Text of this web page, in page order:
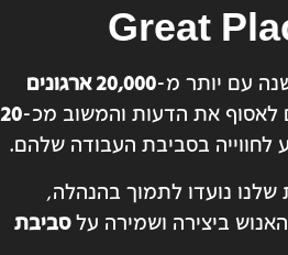
Great
עם יותר מ-
20,000 ארגונים
לאסוף את הדעות והמשוב מכ-20
לחווייה בסביבת העבודה שלהם.
שלנו נועדו לתמוך בהנהלה,
ביצירה ושמירה עלסביבת